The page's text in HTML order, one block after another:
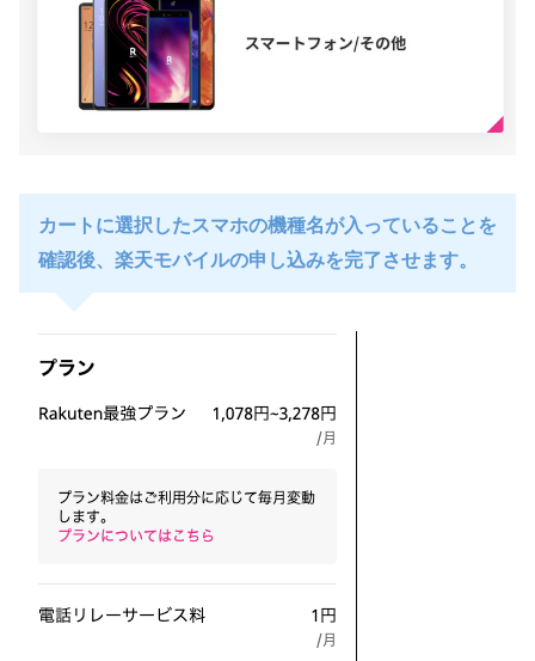
カートに選択したスマホの機種名が入っていることを
確認後、楽天モバイルの申し込みを完了させます。